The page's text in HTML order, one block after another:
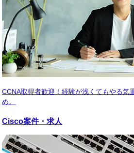
CCNA取得者歓迎！経験が浅くてもやる気
め。
Cisco案件・求人